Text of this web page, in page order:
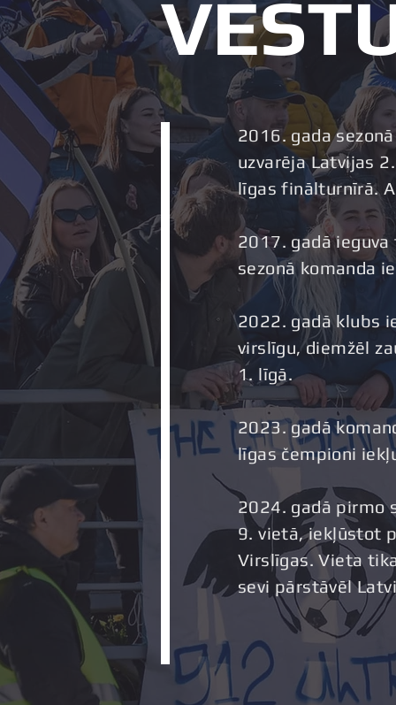
2016. gada
uzvarēja Latvijas
līgas finālturnīrā.
2017. gadā
sezonā komanda
2022. gadā klubs
virslīgu, diemžēl
1. līgā.
2023. gadā
līgas čempioni
2024. gadā pirmo
9. vietā, iekļūstot
Virslīgas. Vieta
sevi pārstāvēl